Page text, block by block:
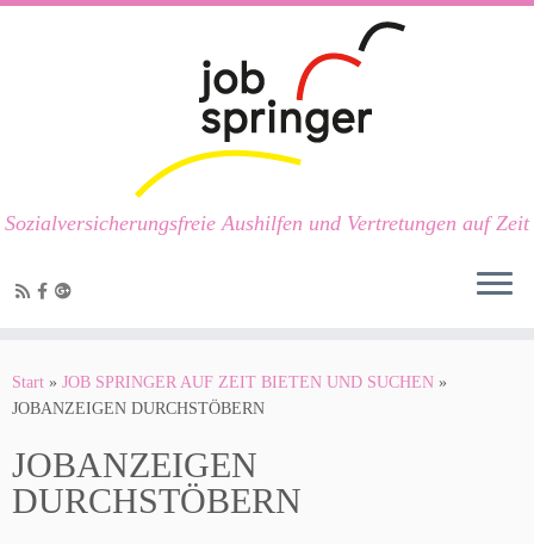
Inhalt
springen
Sozialversicherungsfreie Aushilfen und Vertretungen auf Zeit
Start » JOB SPRINGER AUF ZEIT BIETEN UND SUCHEN »
JOBANZEIGEN DURCHSTÖBERN
JOBANZEIGEN
DURCHSTÖBERN